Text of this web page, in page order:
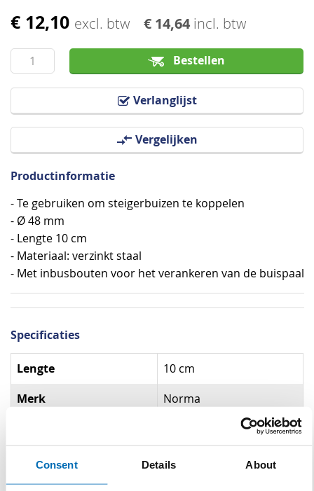
Consent Details About
€ 12,10 excl. btw € 14,64 incl. btw
Bestellen
Verlanglijst
Vergelijken
Ga
het
begin
van
Productinformatie
- Te gebruiken om steigerbuizen te koppelen
- Ø 48 mm
- Lengte 10 cm
- Materiaal: verzinkt staal
- Met inbusbouten voor het verankeren van de buispaal
Specificaties
Specificaties
Lengte 10 cm
Merk Norma
Materiaal Verzinkt staal